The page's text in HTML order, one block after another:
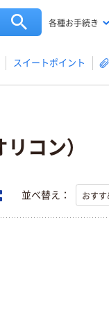
各種お手続き
スイートポイント
コン）
並べ替え：